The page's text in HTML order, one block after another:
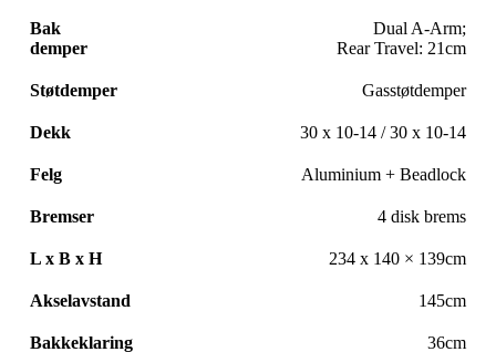
Bak
demper
Dual A-Arm;
Rear Travel: 21cm
Støtdemper Gasstøtdemper
Dekk 30 x 10-14 / 30 x 10-14
Felg Aluminium + Beadlock
Bremser 4 disk brems
L x B x H 234 x 140 × 139cm
Akselavstand 145cm
Bakkeklaring 36cm